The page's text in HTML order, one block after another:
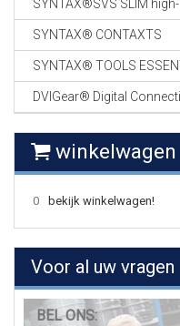
SYNTAX®SVS SLIM
SYNTAX® CONTAXTS
SYNTAX® TOOLS
DVIGear® Digital
winkelwagen
0 bekijk winkelwagen!
Voor al uw vragen
BEL ONS: